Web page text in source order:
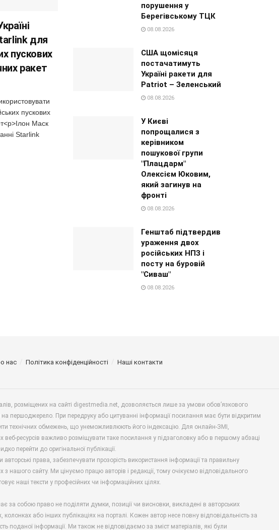
для
пускових
ракет
пускових
Маск
Starlink
порушення у
Берегівському ТЦК
08.08.2026
США щомісяця
постачатимуть
Україні ракети для
Patriot – Зеленський
08.08.2026
У Києві
попрощалися з
керівником
пошукової групи
"Плацдарм"
Олексієм Юковим,
який загинув на
фронті
08.08.2026
Генштаб підтвердив
ураження двох
російських НПЗ і
посту на буровій
"Сиваш"
08.08.2026
нас Політика конфіденційності Наші контакти
розміщених на сайті digestmedia.net, дозволяється лише за умови обов’язкового
першоджерело. При передруку або цитуванні інформації посилання має бути відкритим
технічних обмежень, що унеможливлюють його індексацію. Для онлайн-ЗМІ,
веб-ресурсів важливо розміщувати таке посилання у підзаголовку або в першому абзаці
перейти до оригінальної публікації.
права, забезпечувати прозорість використання інформації та правильну
з нашого сайту. Ми цінуємо працю авторів і редакції, тому очікуємо відповідального
наші тексти у професійних чи інформаційних цілях.
за собою право не поділяти думки, позиції чи висновки, викладені в авторських
колонках або інших публікаціях на порталі. Кожен автор несе повну відповідальність за
поданої інформації. Ми також не відповідаємо за зміст матеріалів, які були